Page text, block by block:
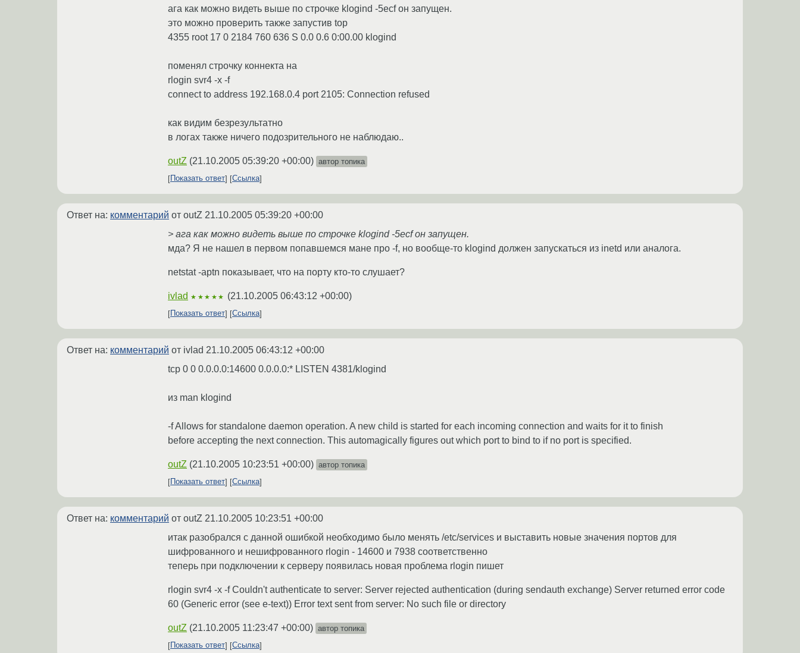
ага как можно видеть выше по строчке klogind -5ecf он запущен.
это можно проверить также запустив top
4355 root 17 0 2184 760 636 S 0.0 0.6 0:00.00 klogind
поменял строчку коннекта на
rlogin svr4 -x -f
connect to address 192.168.0.4 port 2105: Connection refused
как видим безрезультатно
в логах также ничего подозрительного не наблюдаю..
outZ (21.10.2005 05:39:20 +00:00) автор топика
Показать ответ
Ссылка
Ответ на: комментарий от outZ 21.10.2005 05:39:20 +00:00
> ага как можно видеть выше по строчке klogind -5ecf он запущен.
мда? Я не нашел в первом попавшемся мане про -f, но вообще-то klogind должен запускаться из inetd или аналога.
netstat -aptn показывает, что на порту кто-то слушает?
ivlad ★★★★★ (21.10.2005 06:43:12 +00:00)
Показать ответ Ссылка
Ответ на: комментарий от ivlad 21.10.2005 06:43:12 +00:00
tcp 0 0 0.0.0.0:14600 0.0.0.0:* LISTEN 4381/klogind
из man klogind
-f Allows for standalone daemon operation. A new child is started for each incoming connection and waits for it to finish
before accepting the next connection. This automagically figures out which port to bind to if no port is specified.
outZ (21.10.2005 10:23:51 +00:00) автор топика
Показать ответ
Ссылка
Ответ на: комментарий от outZ 21.10.2005 10:23:51 +00:00
итак разобрался с данной ошибкой необходимо было менять /etc/services и выставить новые значения портов для
шифрованного и нешифрованного rlogin - 14600 и 7938 соответственно
теперь при подключении к серверу появилась новая проблема rlogin пишет
rlogin svr4 -x -f Couldn't authenticate to server: Server rejected authentication (during sendauth exchange) Server returned error code
60 (Generic error (see e-text)) Error text sent from server: No such file or directory
outZ (21.10.2005 11:23:47 +00:00) автор топика
Показать ответ
Ссылка